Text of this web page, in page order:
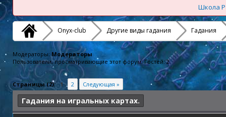
Школа
Onyx-club Другие виды гадания Гадания
Модераторы: Модераторы
Пользователи, просматривающие этот форум: Гостей: 2
Страницы (2): 1 2 Следующая »
Гадания на игральных картах.